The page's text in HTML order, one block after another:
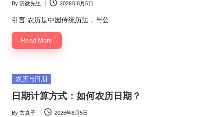
Posted
by
By 清微先生 2026年8月5日
引言 农历是中国传统历法，与公…
Read More
Posted
农历与日期
日期计算方式：如何农历日期？
By 玄真子 2026年8月5日